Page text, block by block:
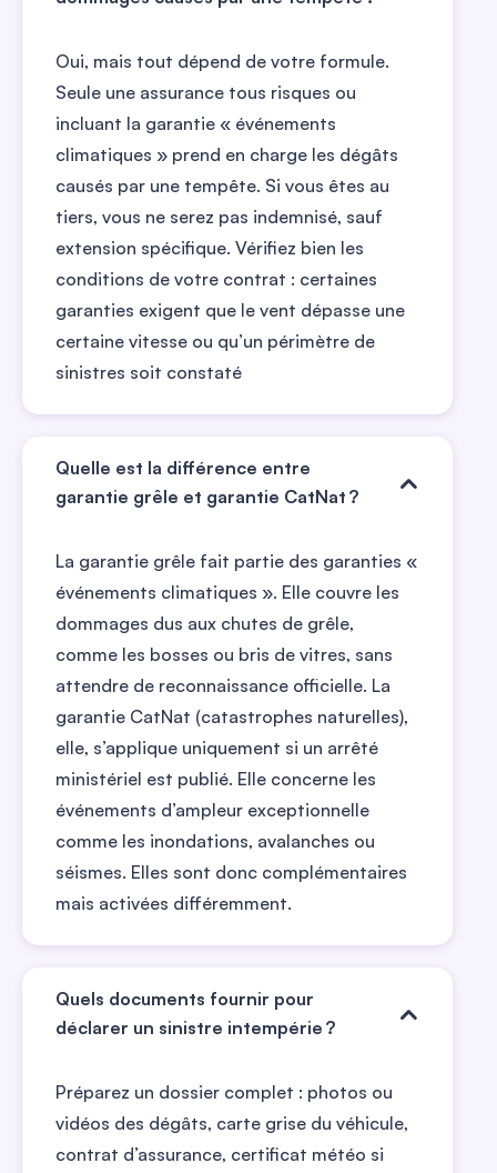
Oui, mais tout dépend de votre formule.
Seule une assurance tous risques ou
incluant la garantie « événements
climatiques » prend en charge les dégâts
causés par une tempête. Si vous êtes au
tiers, vous ne serez pas indemnisé, sauf
extension spécifique. Vérifiez bien les
conditions de votre contrat : certaines
garanties exigent que le vent dépasse une
certaine vitesse ou qu’un périmètre de
sinistres soit constaté
Quelle est la différence entre
garantie grêle et garantie CatNat ?
La garantie grêle fait partie des garanties «
événements climatiques ». Elle couvre les
dommages dus aux chutes de grêle,
comme les bosses ou bris de vitres, sans
attendre de reconnaissance officielle. La
garantie CatNat (catastrophes naturelles),
elle, s’applique uniquement si un arrêté
ministériel est publié. Elle concerne les
événements d’ampleur exceptionnelle
comme les inondations, avalanches ou
séismes. Elles sont donc complémentaires
mais activées différemment.
Quels documents fournir pour
déclarer un sinistre intempérie ?
Préparez un dossier complet : photos ou
vidéos des dégâts, carte grise du véhicule,
contrat d’assurance, certificat météo si